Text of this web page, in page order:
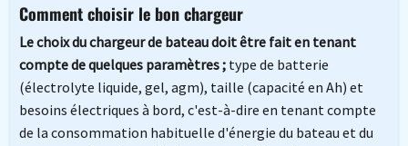
Comment choisir le bon chargeur
Le choix du chargeur de bateau doit être fait en tenant
compte de quelques paramètres ;type de batterie
(électrolyte liquide, gel, agm), taille (capacité en Ah) et
besoins électriques à bord, c'est-à-dire en tenant compte
de la consommation habituelle d'énergie du bateau et du